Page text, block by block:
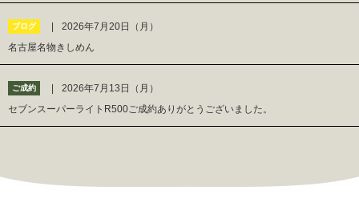
ブログ
2026年7月20日（月）
名古屋名物きしめん
ご成約
2026年7月13日（月）
セブンスーパーライトR500ご成約ありがとうございました。